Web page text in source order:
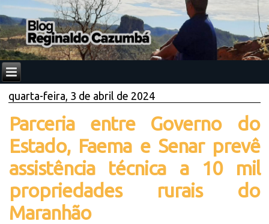
quarta-feira, 3 de abril de 2024
Parceria entre Governo do
Estado, Faema e Senar prevê
assistência técnica a 10 mil
propriedades rurais do
Maranhão